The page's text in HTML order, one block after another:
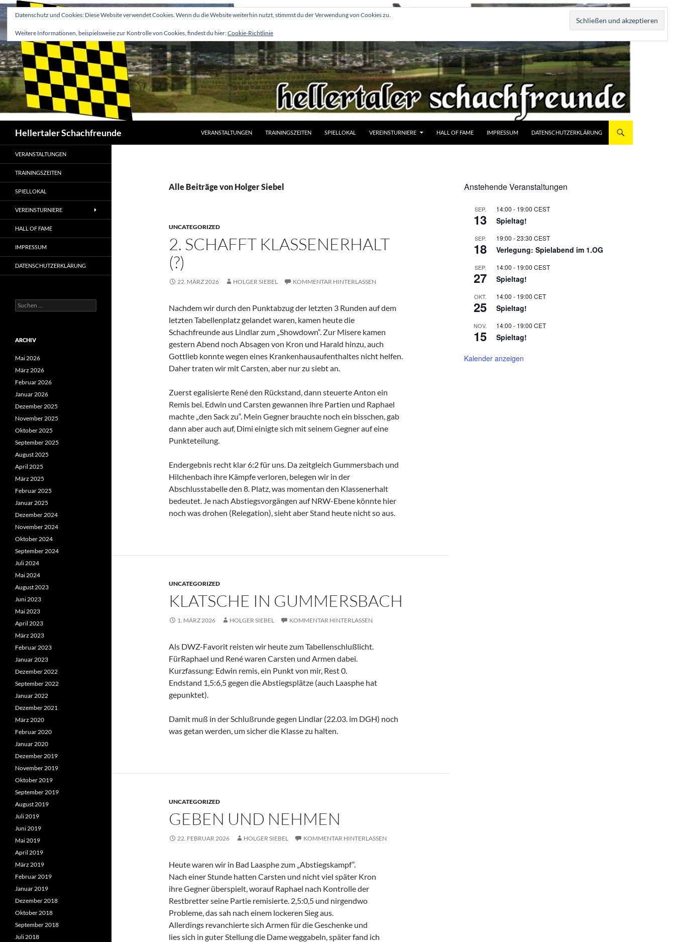
Zum
Inhalt
springen
Hellertaler Schachfreunde VERANSTALTUNGEN TRAININGSZEITEN SPIELLOKAL VEREINSTURNIERE HALL OF FAME IMPRESSUM DATENSCHUTZERKLÄRUNG
Alle Beiträge von Holger Siebel
UNCATEGORIZED
2. SCHAFFT KLASSENERHALT
(?)
22. MÄRZ 2026 HOLGER SIEBEL KOMMENTAR HINTERLASSEN
Nachdem wir durch den Punktabzug der letzten 3 Runden auf dem
letzten Tabellenplatz gelandet waren, kamen heute die
Schachfreunde aus Lindlar zum „Showdown“. Zur Misere kamen
gestern Abend noch Absagen von Kron und Harald hinzu, auch
Gottlieb konnte wegen eines Krankenhausaufenthaltes nicht helfen.
Daher traten wir mit Carsten, aber nur zu siebt an.
Zuerst egalisierte René den Rückstand, dann steuerte Anton ein
Remis bei. Edwin und Carsten gewannen ihre Partien und Raphael
machte „den Sack zu“. Mein Gegner brauchte noch ein bisschen, gab
dann aber auch auf, Dimi einigte sich mit seinem Gegner auf eine
Punkteteilung.
Endergebnis recht klar 6:2 für uns. Da zeitgleich Gummersbach und
Hilchenbach ihre Kämpfe verloren, belegen wir in der
Abschlusstabelle den 8. Platz, was momentan den Klassenerhalt
bedeutet. Je nach Abstiegsvorgängen auf NRW-Ebene könnte hier
noch was drohen (Relegation), sieht aber Stand heute nicht so aus.
UNCATEGORIZED
KLATSCHE IN GUMMERSBACH
1. MÄRZ 2026 HOLGER SIEBEL KOMMENTAR HINTERLASSEN
Als DWZ-Favorit reisten wir heute zum Tabellenschlußlicht.
FürRaphael und René waren Carsten und Armen dabei.
Kurzfassung: Edwin remis, ein Punkt von mir, Rest 0.
Endstand 1,5:6,5 gegen die Abstiegsplätze (auch Laasphe hat
gepunktet).
Damit muß in der Schlußrunde gegen Lindlar (22.03. im DGH) noch
was getan werden, um sicher die Klasse zu halten.
UNCATEGORIZED
GEBEN UND NEHMEN
22. FEBRUAR 2026 HOLGER SIEBEL KOMMENTAR HINTERLASSEN
Heute waren wir in Bad Laasphe zum „Abstiegskampf“.
Nach einer Stunde hatten Carsten und nicht viel später Kron
ihre Gegner überspielt, worauf Raphael nach Kontrolle der
Restbretter seine Partie remisierte. 2,5:0,5 und nirgendwo
Probleme, das sah nach einem lockeren Sieg aus.
Allerdings revanchierte sich Armen für die Geschenke und
lies sich in guter Stellung die Dame weggabeln, später fand ich
Anstehende Veranstaltungen
SEP.
13
14:00 - 19:00 CEST
Spieltag!
SEP.
18
19:00 -23:30 CEST
Verlegung: Spielabend im 1.OG
SEP.
27
14:00 - 19:00 CEST
Spieltag!
OKT.
25
14:00 - 19:00 CET
Spieltag!
NOV.
15
14:00 - 19:00 CET
Spieltag!
Kalender anzeigen
VERANSTALTUNGEN
TRAININGSZEITEN
SPIELLOKAL
VEREINSTURNIERE
HALL OF FAME
IMPRESSUM
DATENSCHUTZERKLÄRUNG
Suchen
nach:
ARCHIV
Mai 2026
März 2026
Februar 2026
Januar 2026
Dezember 2025
November 2025
Oktober 2025
September 2025
August 2025
April 2025
März 2025
Februar 2025
Januar 2025
Dezember 2024
November 2024
Oktober 2024
September 2024
Juli 2024
Mai 2024
August 2023
Juni 2023
Mai 2023
April 2023
März 2023
Februar 2023
Januar 2023
Dezember 2022
September 2022
Januar 2022
Dezember 2021
März 2020
Februar 2020
Januar 2020
Dezember 2019
November 2019
Oktober 2019
September 2019
August 2019
Juli 2019
Juni 2019
Mai 2019
April 2019
März 2019
Februar 2019
Januar 2019
Dezember 2018
Oktober 2018
September 2018
Juli 2018
Datenschutz und Cookies: Diese Website verwendet Cookies. Wenn du die Website weiterhin nutzt, stimmst du der Verwendung von Cookies zu.
Weitere Informationen, beispielsweise zur Kontrolle von Cookies, findest du hier:Cookie-Richtlinie